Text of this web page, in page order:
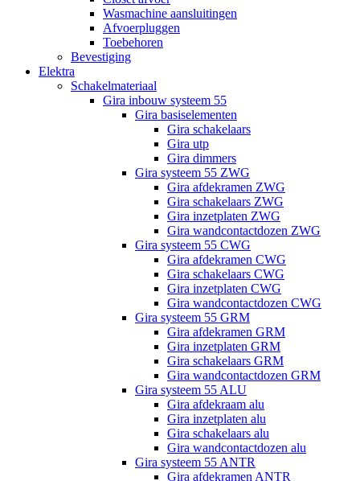
Wasmachine aansluitingen
Afvoerpluggen
Toebehoren
Bevestiging
Elektra
Schakelmateriaal
Gira inbouw systeem 55
Gira basiselementen
Gira schakelaars
Gira utp
Gira dimmers
Gira systeem 55 ZWG
Gira afdekramen ZWG
Gira schakelaars ZWG
Gira inzetplaten ZWG
Gira wandcontactdozen ZWG
Gira systeem 55 CWG
Gira afdekramen CWG
Gira schakelaars CWG
Gira inzetplaten CWG
Gira wandcontactdozen CWG
Gira systeem 55 GRM
Gira afdekramen GRM
Gira inzetplaten GRM
Gira schakelaars GRM
Gira wandcontactdozen GRM
Gira systeem 55 ALU
Gira afdekraam alu
Gira inzetplaten alu
Gira schakelaars alu
Gira wandcontactdozen alu
Gira systeem 55 ANTR
Gira afdekramen ANTR